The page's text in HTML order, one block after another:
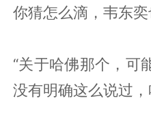
你猜怎么滴，韦东奕
“关于哈佛那个，可
没有明确这么说过